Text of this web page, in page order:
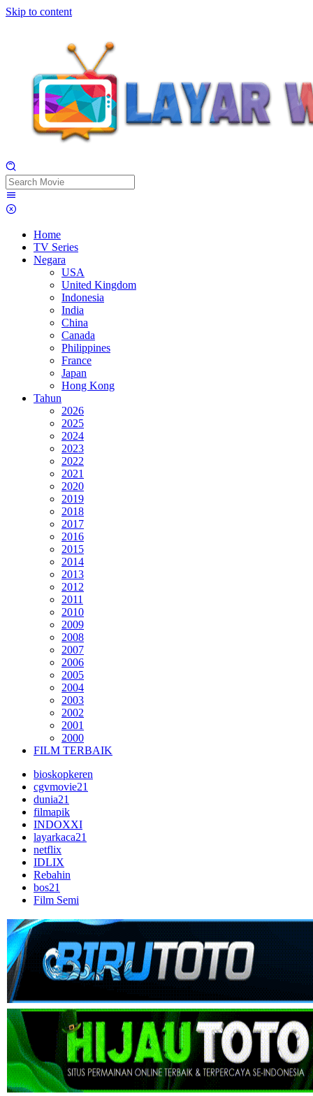
Skip to content
Home
TV Series
Negara
USA
United Kingdom
Indonesia
India
China
Canada
Philippines
France
Japan
Hong Kong
Tahun
2026
2025
2024
2023
2022
2021
2020
2019
2018
2017
2016
2015
2014
2013
2012
2011
2010
2009
2008
2007
2006
2005
2004
2003
2002
2001
2000
FILM TERBAIK
bioskopkeren
cgvmovie21
dunia21
filmapik
INDOXXI
layarkaca21
netflix
IDLIX
Rebahin
bos21
Film Semi